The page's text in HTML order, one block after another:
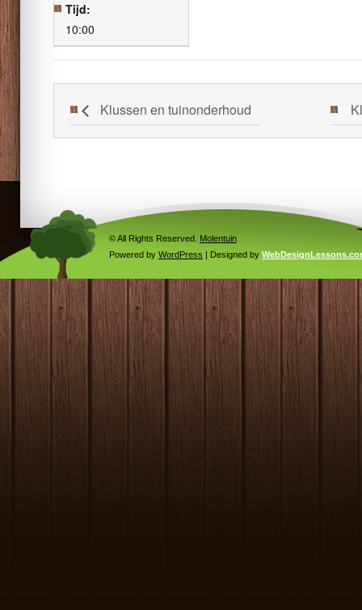
Tijd:
10:00
Klussen en tuinonderhoud
© All Rights Reserved. Molentuin
Powered by WordPress | Designed by